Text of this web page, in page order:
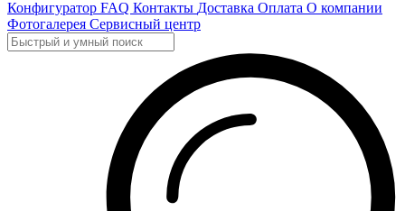
Конфигуратор FAQ Контакты Доставка Оплата О компании
Фотогалерея Сервисный центр